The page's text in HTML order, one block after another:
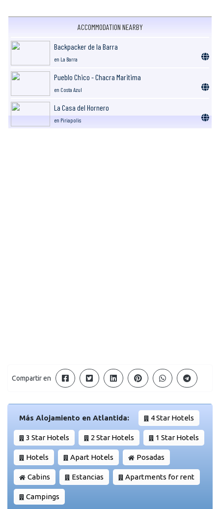
ACCOMMODATION NEARBY
Backpacker de la Barra
en La Barra
Pueblo Chico - Chacra Maritima
en Costa Azul
La Casa del Hornero
en Piriapolis
Compartir en
Más Alojamiento en Atlantida: 4 Star Hotels
3 Star Hotels 2 Star Hotels 1 Star Hotels
Hotels Apart Hotels Posadas
Cabins Estancias Apartments for rent
Campings